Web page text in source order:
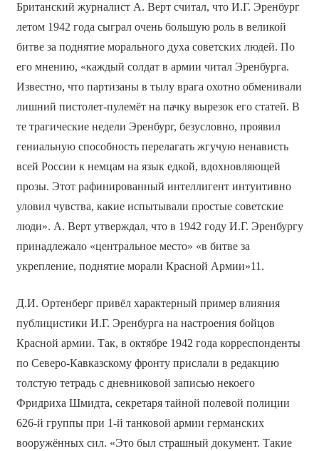
Британский журналист А. Верт считал, что И.Г. Эренбург
летом 1942 года сыграл очень большую роль в великой
битве за поднятие морального духа советских людей. По
его мнению, «каждый солдат в армии читал Эренбурга.
Известно, что партизаны в тылу врага охотно обменивали
лишний пистолет-пулемёт на пачку вырезок его статей. В
те трагические недели Эренбург, безусловно, проявил
гениальную способность перелагать жгучую ненависть
всей России к немцам на язык едкой, вдохновляющей
прозы. Этот рафинированный интеллигент интуитивно
уловил чувства, какие испытывали простые советские
люди». А. Верт утверждал, что в 1942 году И.Г. Эренбургу
принадлежало «центральное место» «в битве за
укрепление, поднятие морали Красной Армии»11.
Д.И. Ортенберг привёл характерный пример влияния
публицистики И.Г. Эренбурга на настроения бойцов
Красной армии. Так, в октябре 1942 года корреспонденты
по Северо-Кавказскому фронту прислали в редакцию
толстую тетрадь с дневниковой записью некоего
Фридриха Шмидта, секретаря тайной полевой полиции
626-й группы при 1-й танковой армии германских
вооружённых сил. «Это был страшный документ. Такие